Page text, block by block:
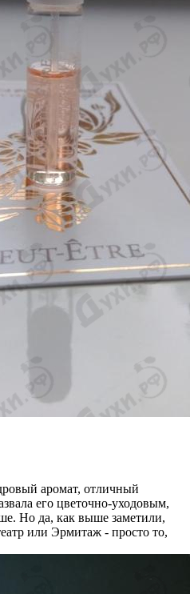
аромат, отличный
его цветочно-уходовым,
Но да, как выше заметили,
или Эрмитаж - просто то,